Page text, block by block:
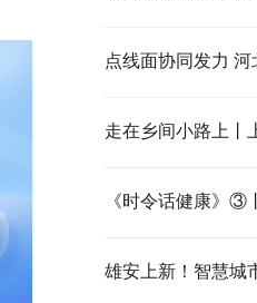
点线面协同发力
走在乡间小路上丨
《时令话健康》③
雄安上新！智慧城